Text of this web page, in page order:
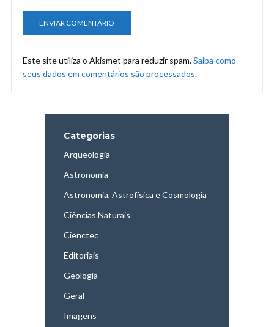
Este site utiliza o Akismet para reduzir spam.Saiba como
seus dados em comentários são processados.
Categorias
Arqueologia
Astronomia
Astronomia, Astrofísica e Cosmologia
Ciências Naturais
Cienctec
Editoriais
Geologia
Geral
Imagens